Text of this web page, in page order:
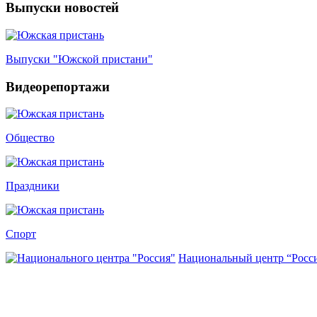
Выпуски новостей
Выпуски "Южской пристани"
Видеорепортажи
Общество
Праздники
Спорт
Национальный центр